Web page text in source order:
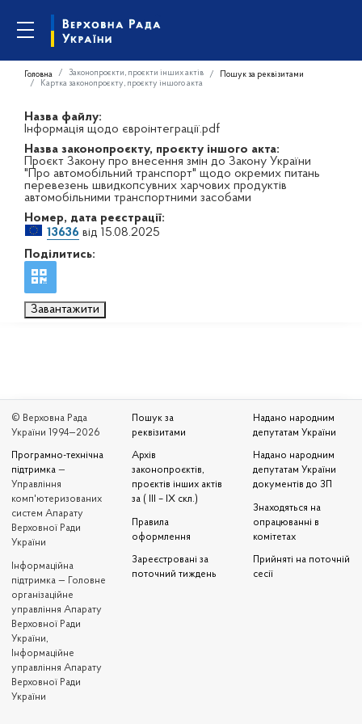
Головна Законопроєкти, проєкти інших актів
Пошук за реквізитами
Картка законопроєкту, проєкту іншого акта
Назва файлу:
Інформація щодо євроінтеграції.pdf
Назва законопроєкту, проєкту іншого акта:
Проєкт Закону про внесення змін до Закону України
"Про автомобільний транспорт" щодо окремих питань
перевезень швидкопсувних харчових продуктів
автомобільними транспортними засобами
Номер, дата реєстрації:
13636 від 15.08.2025
Поділитись:
Завантажити
© Верховна Рада
України 1994—2026
Програмно-технічна
підтримка —
Управління
комп'ютеризованих
систем Апарату
Верховної Ради
України
Iнформаційна
підтримка — Головне
організаційне
управління Апарату
Верховної Ради
України,
Інформаційне
управління Апарату
Верховної Ради
України
Пошук за
реквізитами
Архів
законопроєктів,
проєктів інших актів
за ( III – IX скл.)
Правила
оформлення
Зареєстровані за
поточний тиждень
Надано народним
депутатам України
Надано народним
депутатам України
документів до ЗП
Знаходяться на
опрацюванні в
комітетах
Прийняті на поточній
сесії